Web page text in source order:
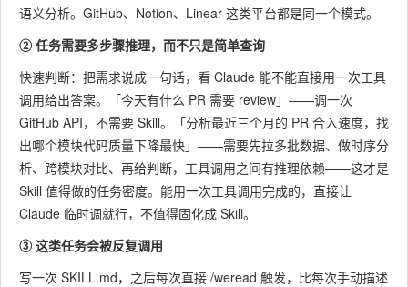
语义分析。GitHub、Notion、Linear 这类平台都是同一个模式。
② 任务需要多步骤推理，而不只是简单查询
快速判断：把需求说成一句话，看 Claude 能不能直接用一次工具
调用给出答案。「今天有什么 PR 需要 review」——调一次
GitHub API，不需要 Skill。「分析最近三个月的 PR 合入速度，找
出哪个模块代码质量下降最快」——需要先拉多批数据、做时序分
析、跨模块对比、再给判断，工具调用之间有推理依赖——这才是
Skill 值得做的任务密度。能用一次工具调用完成的，直接让
Claude 临时调就行，不值得固化成 Skill。
③ 这类任务会被反复调用
写一次 SKILL.md，之后每次直接 /weread 触发，比每次手动描述